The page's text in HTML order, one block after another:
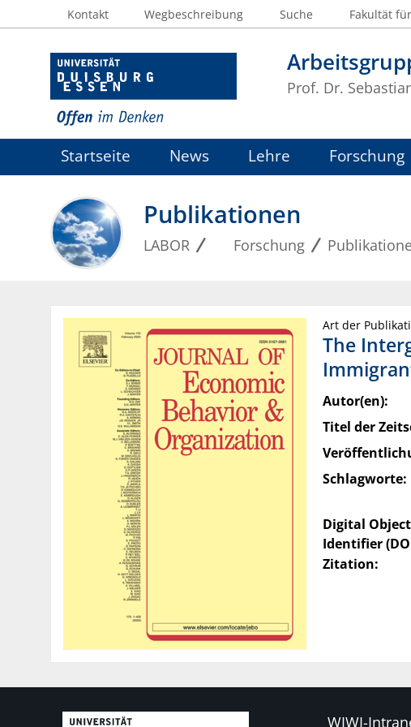
Prof. Dr.
Kontakt Wegbeschreibung Suche Fakultät
Startseite News Lehre Forschung
Publikationen
LABOR Forschung
Art der
The
Autor(en):
Titel der
Schlagworte:
Digital Object
Identifier
Zitation:
WIWI-